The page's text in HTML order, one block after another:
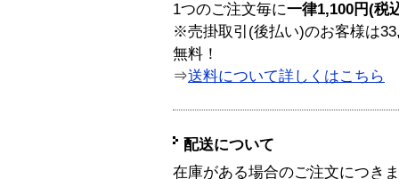
1つのご注文毎に一律1,100円(税
※売掛取引(後払い)のお客様は
無料！
⇒送料について詳しくはこちら
配送について
在庫がある場合のご注文につき